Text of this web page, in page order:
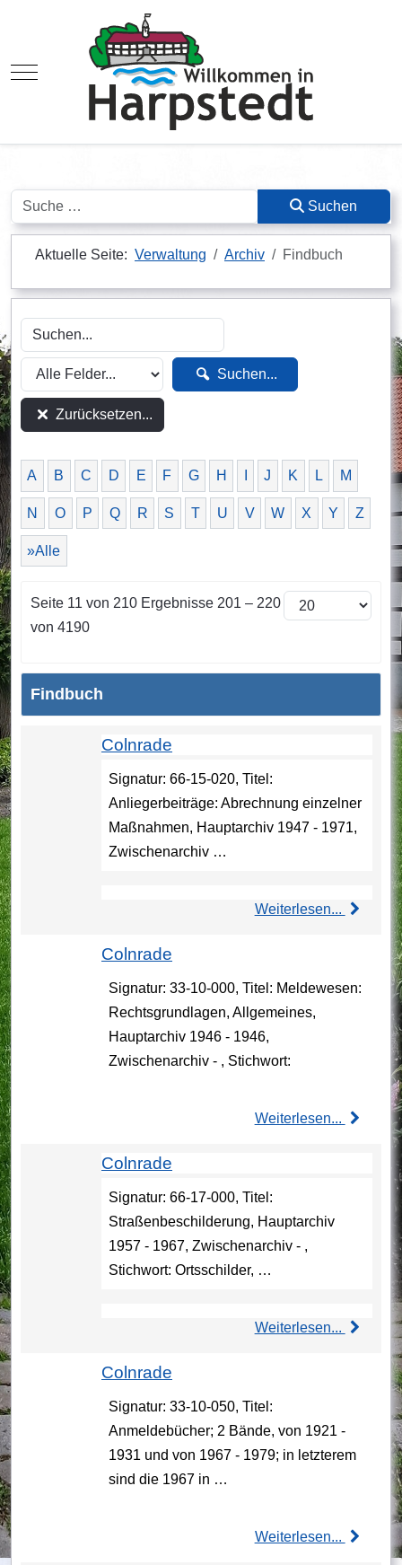
Mobile Menu Toggle
Suchen Suchen
Aktuelle Seite: Verwaltung Archiv Findbuch
Suchen...
Zurücksetzen...
A B C D E F G H J K L M
N O P Q R S T U V W X Y Z
»Alle
Seite 11 von 210 Ergebnisse 201 – 220
von 4190
Findbuch
Colnrade
Signatur: 66-15-020, Titel:
Anliegerbeiträge: Abrechnung einzelner
Maßnahmen, Hauptarchiv 1947 - 1971,
Zwischenarchiv …
Weiterlesen...
Colnrade
Signatur: 33-10-000, Titel: Meldewesen:
Rechtsgrundlagen, Allgemeines,
Hauptarchiv 1946 - 1946,
Zwischenarchiv - , Stichwort:
Weiterlesen...
Colnrade
Signatur: 66-17-000, Titel:
Straßenbeschilderung, Hauptarchiv
1957 - 1967, Zwischenarchiv - ,
Stichwort: Ortsschilder, …
Weiterlesen...
Colnrade
Signatur: 33-10-050, Titel:
Anmeldebücher; 2 Bände, von 1921 -
1931 und von 1967 - 1979; in letzterem
sind die 1967 in …
Weiterlesen...